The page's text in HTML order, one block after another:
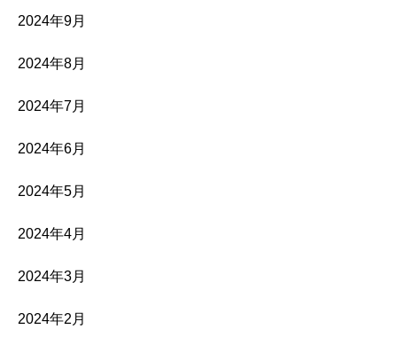
2024年9月
2024年8月
2024年7月
2024年6月
2024年5月
2024年4月
2024年3月
2024年2月